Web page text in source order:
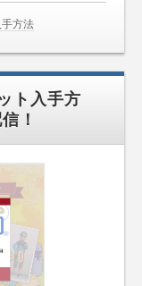
方法
ト入手方
！